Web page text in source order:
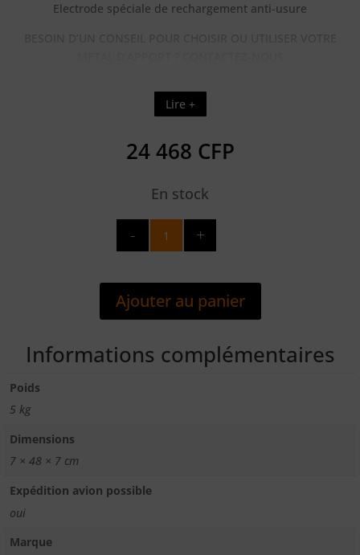
Electrode spéciale de rechargement anti-usure
Lire +
24 468 CFP
En stock
quantité
4,0X450
ETUI
ELECTRODE
GODET
Ajouter au panier
Informations complémentaires
Poids
5 kg
Dimensions
7 × 48 × 7 cm
Expédition avion possible
oui
Marque